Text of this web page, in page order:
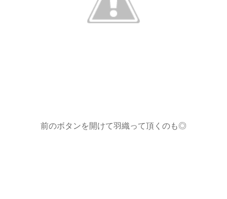
前のボタンを開けて羽織って頂くのも◎